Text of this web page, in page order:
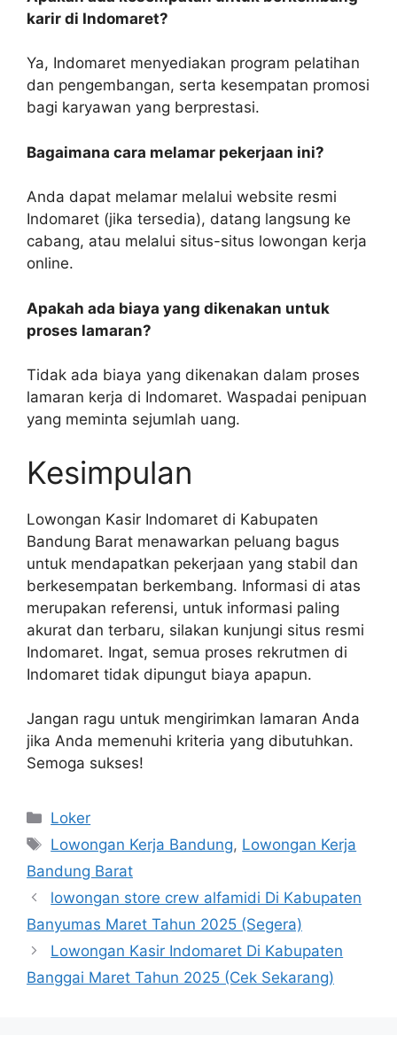
karir di Indomaret?
Ya, Indomaret menyediakan program pelatihan
dan pengembangan, serta kesempatan promosi
bagi karyawan yang berprestasi.
Bagaimana cara melamar pekerjaan ini?
Anda dapat melamar melalui website resmi
Indomaret (jika tersedia), datang langsung ke
cabang, atau melalui situs-situs lowongan kerja
online.
Apakah ada biaya yang dikenakan untuk
proses lamaran?
Tidak ada biaya yang dikenakan dalam proses
lamaran kerja di Indomaret. Waspadai penipuan
yang meminta sejumlah uang.
Kesimpulan
Lowongan Kasir Indomaret di Kabupaten
Bandung Barat menawarkan peluang bagus
untuk mendapatkan pekerjaan yang stabil dan
berkesempatan berkembang. Informasi di atas
merupakan referensi, untuk informasi paling
akurat dan terbaru, silakan kunjungi situs resmi
Indomaret. Ingat, semua proses rekrutmen di
Indomaret tidak dipungut biaya apapun.
Jangan ragu untuk mengirimkan lamaran Anda
jika Anda memenuhi kriteria yang dibutuhkan.
Semoga sukses!
Kategori
Loker
Tag
Lowongan Kerja Bandung, Lowongan Kerja
Bandung Barat
lowongan store crew alfamidi Di Kabupaten
Banyumas Maret Tahun 2025 (Segera)
Lowongan Kasir Indomaret Di Kabupaten
Banggai Maret Tahun 2025 (Cek Sekarang)